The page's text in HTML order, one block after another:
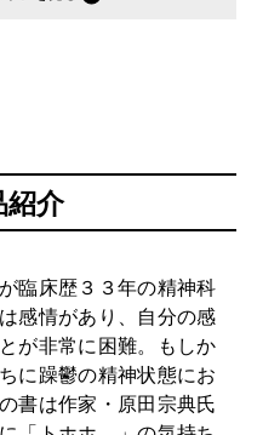
紹介
臨床歴３３年の精神科
感情があり、自分の感
が非常に困難。もしか
に躁鬱の精神状態にお
書は作家・原田宗典氏